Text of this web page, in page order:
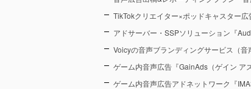
TikTokクリエイター×ポッドキャスター広
アドサーバー・SSPソリューション『
Voicyの音声ブランディングサービス（音
ゲーム内音声広告『GainAds（ゲイン ア
ゲーム内音声広告アドネットワーク『